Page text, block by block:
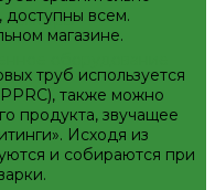
доступны всем.
магазине.
труб используется
также можно
продукта, звучащее
Исходя из
и собираются при